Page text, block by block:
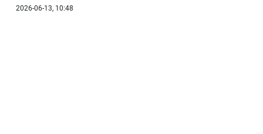
2026-06-13, 10:48